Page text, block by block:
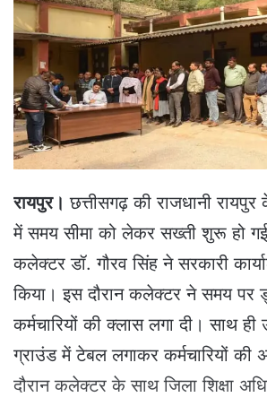
a
n
e
m
a
i
रायपुर। छत्तीसगढ़ की राजधानी रायपुर
में समय सीमा को लेकर सख्‍ती शुरू हो
कलेक्‍टर डॉ. गौरव सिंह ने सरकारी
किया। इस दौरान कलेक्‍टर ने समय पर
कर्मचारियों की क्लास लगा दी। साथ
ग्राउंड में टेबल लगाकर कर्मचारियों
दौरान कलेक्टर के साथ जिला शिक्षा